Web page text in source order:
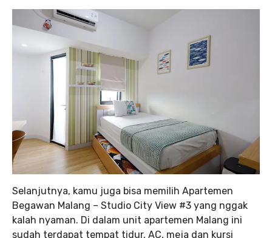
Selanjutnya, kamu juga bisa memilih Apartemen
Begawan Malang – Studio City View #3 yang nggak
kalah nyaman. Di dalam unit apartemen Malang ini
sudah terdapat tempat tidur, AC, meja dan kursi